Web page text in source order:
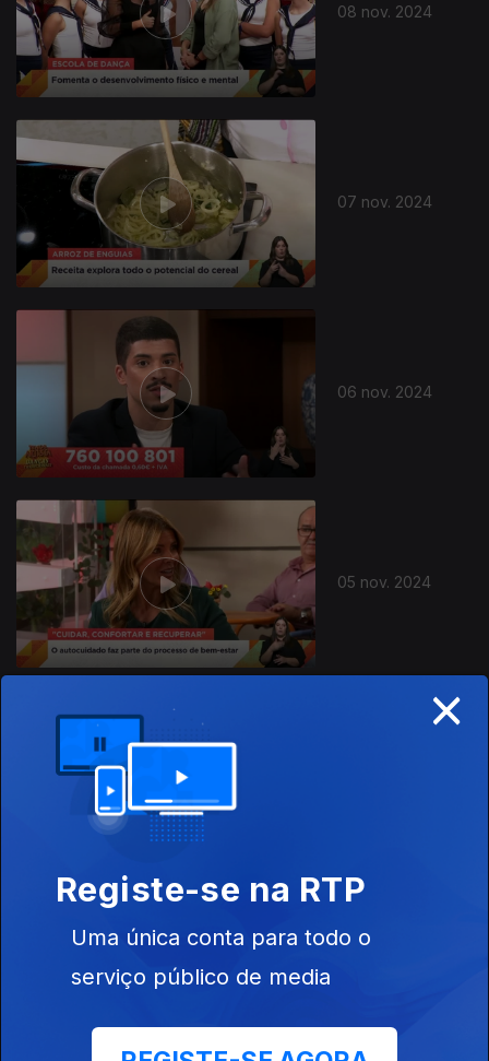
08 nov. 2024
07 nov. 2024
06 nov. 2024
05 nov. 2024
×
Registe-se na RTP
Uma única conta para todo o
serviço público de media